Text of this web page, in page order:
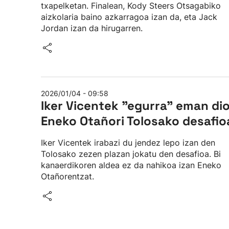
txapelketan. Finalean, Kody Steers Otsagabiko
aizkolaria baino azkarragoa izan da, eta Jack
Jordan izan da hirugarren.
2026/01/04 - 09:58
Iker Vicentek "egurra" eman
Eneko Otañori Tolosako
Iker Vicentek irabazi du jendez lepo izan den
Tolosako zezen plazan jokatu den desafioa. Bi
kanaerdikoren aldea ez da nahikoa izan Eneko
Otañorentzat.